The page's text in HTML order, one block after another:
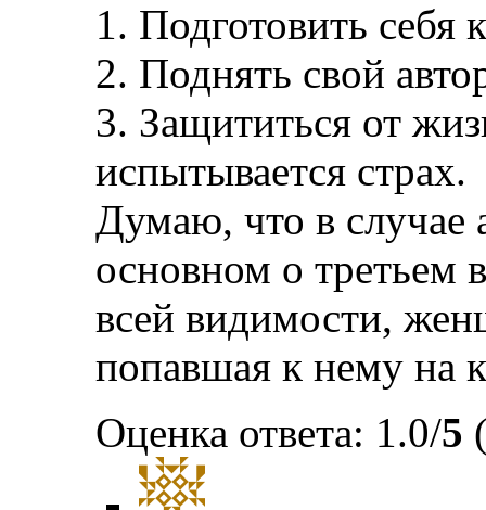
1. Подготовить
2. Поднять свой
3. Защититься от
испытывается страх.
Думаю, что в случае
основном о третьем
всей видимости,
попавшая к нему на
Оценка ответа: 1.0/5